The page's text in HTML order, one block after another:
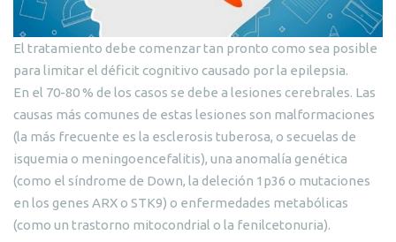
El tratamiento debe comenzar tan pronto como sea posible
para limitar el déficit cognitivo causado por la epilepsia.
En el 70-80 % de los casos se debe a lesiones cerebrales. Las
causas más comunes de estas lesiones son malformaciones
(la más frecuente es la esclerosis tuberosa, o secuelas de
isquemia o meningoencefalitis), una anomalía genética
(como el síndrome de Down, la deleción 1p36 o mutaciones
en los genes ARX o STK9) o enfermedades metabólicas
(como un trastorno mitocondrial o la fenilcetonuria).